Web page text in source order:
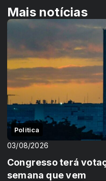
Mais notícias
Politica
03/08/2026
Congresso terá
semana que vem